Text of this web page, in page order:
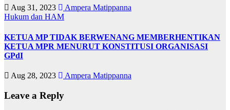
Aug 31, 2023
Ampera Matippanna
Hukum dan HAM
KETUA MP TIDAK BERWENANG MEMBERHENTIKAN
KETUA MPR MENURUT KONSTITUSI ORGANISASI
GPdI
Aug 28, 2023 Ampera Matippanna
Leave a Reply